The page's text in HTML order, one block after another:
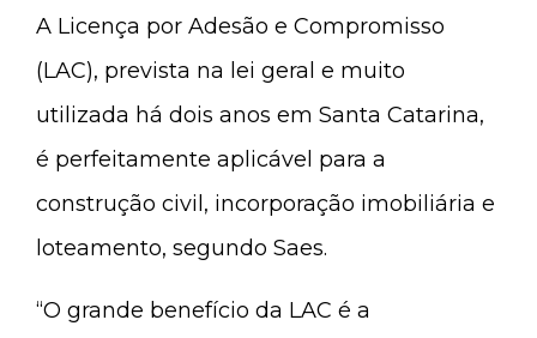
A Licença por Adesão e Compromisso
(LAC), prevista na lei geral e muito
utilizada há dois anos em Santa Catarina,
é perfeitamente aplicável para a
construção civil, incorporação imobiliária e
loteamento, segundo Saes.
“O grande benefício da LAC é a